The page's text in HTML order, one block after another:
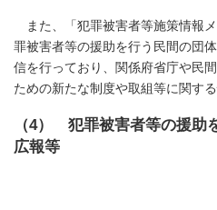
また、「犯罪被害者等施策情報
罪被害者等の援助を行う民間の団
信を行っており、関係府省庁や民
ための新たな制度や取組等に関す
（4） 犯罪被害者等の援助
広報等